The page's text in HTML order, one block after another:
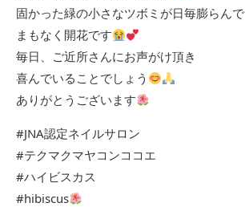
固かった緑の小さなツボミが日毎膨らんで
まもなく開花です
毎日、ご近所さんにお声がけ頂き
喜んでいることでしょう
ありがとうございます
#JNA認定ネイルサロン
#テクマクマヤコンココエ
#ハイビスカス
#hibiscus